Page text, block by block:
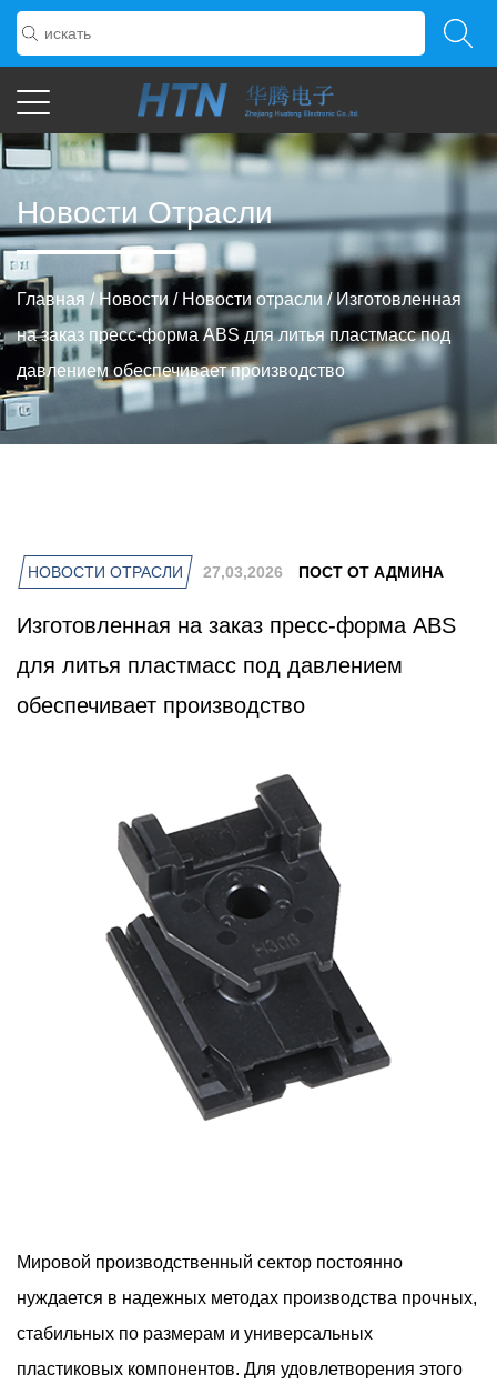
Новости Отрасли
Главная / Новости / Новости отрасли /Изготовленная
на заказ пресс-форма ABS для литья пластмасс под
давлением обеспечивает производство
НОВОСТИ ОТРАСЛИ 27,03,2026 ПОСТ ОТ АДМИНА
Изготовленная на заказ пресс-форма ABS
для литья пластмасс под давлением
обеспечивает производство
Мировой производственный сектор постоянно
нуждается в надежных методах производства прочных,
стабильных по размерам и универсальных
пластиковых компонентов. Для удовлетворения этого